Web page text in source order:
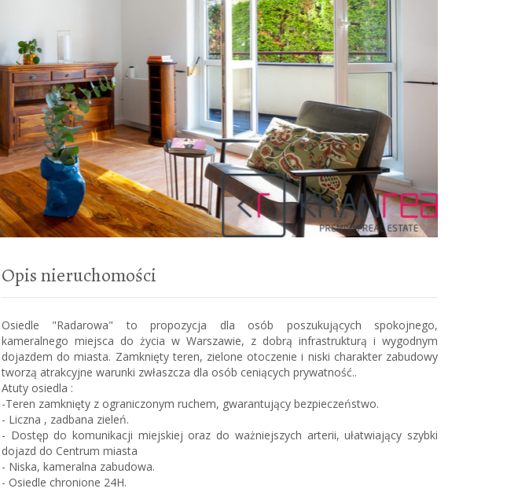
Opis nieruchomości
Osiedle "Radarowa" to propozycja dla osób poszukujących spokojnego,
kameralnego miejsca do życia w Warszawie, z dobrą infrastrukturą i wygodnym
dojazdem do miasta. Zamknięty teren, zielone otoczenie i niski charakter zabudowy
tworzą atrakcyjne warunki zwłaszcza dla osób ceniących prywatność..
Atuty osiedla :
-Teren zamknięty z ograniczonym ruchem, gwarantujący bezpieczeństwo.
- Liczna , zadbana zieleń.
- Dostęp do komunikacji miejskiej oraz do ważniejszych arterii, ułatwiający szybki
dojazd do Centrum miasta
- Niska, kameralna zabudowa.
- Osiedle chronione 24H.